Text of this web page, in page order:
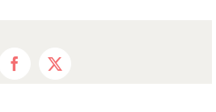
Facebook
X